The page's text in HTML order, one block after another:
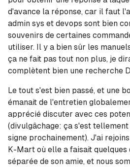
d'avance la réponse, car il faut
admin sys et devops sont bien
souvenirs de certaines
utiliser. Il y a bien sûr les
ça ne fait pas tout non plus, je
complètent bien une recherche
Le tout s'est bien passé, et une
émanait de l'entretien
apprécié discuter avec ces
(divulgâchage: ça s'est tellement
signe prochainement). J'ai
K-Mart où elle a faisait
séparée de son amie, et nous